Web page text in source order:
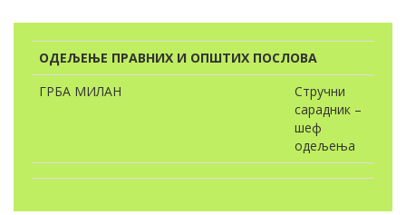
ОДЕЉЕЊЕ ПРАВНИХ И ОПШТИХ ПОСЛОВА
ГРБA МИЛAН
Стручни
сарадник –
шеф
одељења